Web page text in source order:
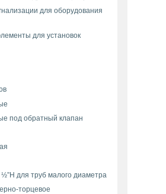
для оборудования
для установок
под обратный клапан
для труб малого диаметра
торцевое